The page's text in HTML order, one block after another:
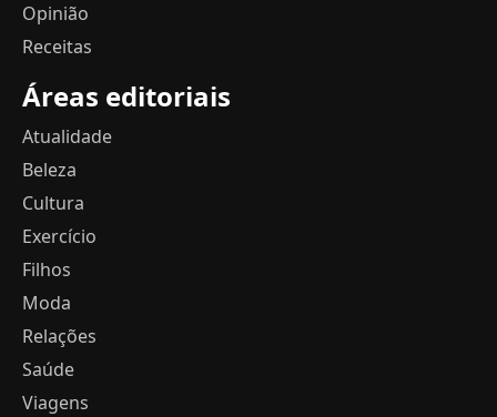
Opinião
Receitas
Áreas editoriais
Atualidade
Beleza
Cultura
Exercício
Filhos
Moda
Relações
Saúde
Viagens